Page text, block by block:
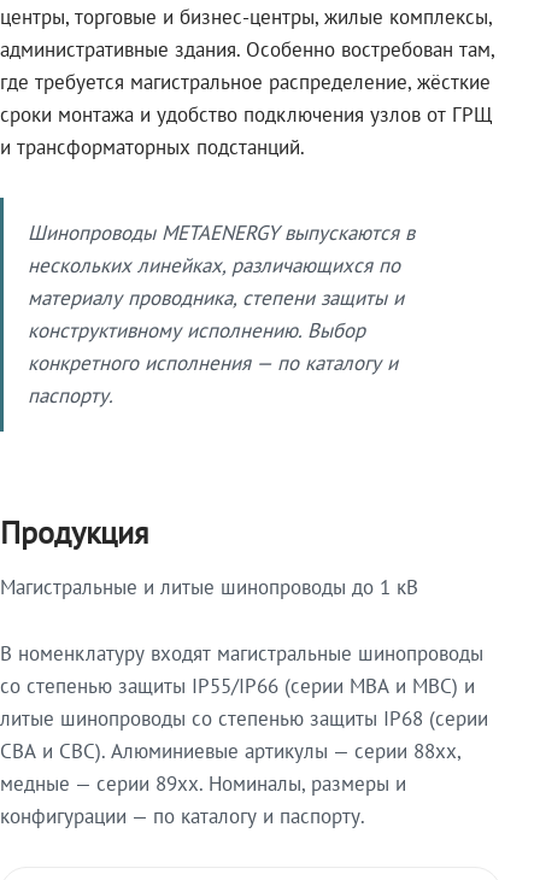
центры, торговые и бизнес-центры, жилые комплексы,
административные здания. Особенно востребован там,
где требуется магистральное распределение, жёсткие
сроки монтажа и удобство подключения узлов от ГРЩ
и трансформаторных подстанций.
Шинопроводы METAENERGY выпускаются в
нескольких линейках, различающихся по
материалу проводника, степени защиты и
конструктивному исполнению. Выбор
конкретного исполнения — по каталогу и
паспорту.
Продукция
Магистральные и литые шинопроводы до 1 кВ
В номенклатуру входят магистральные шинопроводы
со степенью защиты IP55/IP66 (серии МВА и МВС) и
литые шинопроводы со степенью защиты IP68 (серии
СВА и СВС). Алюминиевые артикулы — серии 88xx,
медные — серии 89xx. Номиналы, размеры и
конфигурации — по каталогу и паспорту.